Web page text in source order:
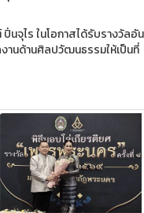
จุไร ในโอกาสได้รับรางวัลอัน
านด้านศิลปวัฒนธรรมให้เป็นที่